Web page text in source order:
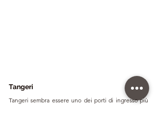
Tangeri
Tangeri sembra essere uno dei porti di ingresso più